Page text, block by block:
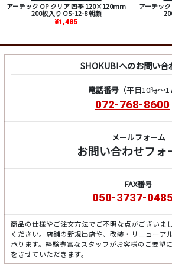
アーテック OP クリア 四季 120×120mm
200枚入り OS-12-8 朝顔
¥1,485
アーテッ
SHOKUBIへのお問い合
電話番号（平日10時～17
072-768-8600
メールフォーム
お問い合わせフォ
FAX番号
050-3737-0485
商品の仕様やご注文方法でご不明な点がございま
ください。店舗の新規出店や、改装・リニューア
承ります。経験豊富なスタッフがお客様のご要望
をさせていただきます。